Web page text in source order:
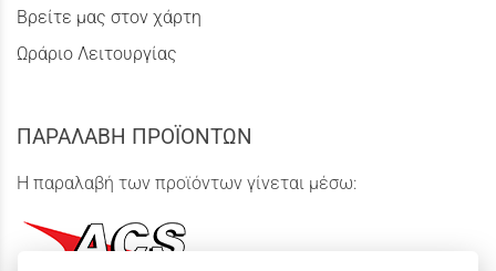
Βρείτε μας στον χάρτη
Ωράριο Λειτουργίας
ΠΑΡΑΛΑΒΗ ΠΡΟΪΟΝΤΩΝ
Η παραλαβή των προϊόντων γίνεται μέσω: